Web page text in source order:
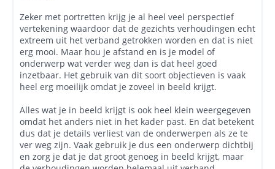
Zeker met portretten krijg je al heel veel perspectief
vertekening waardoor dat de gezichts verhoudingen echt
extreem uit het verband getrokken worden en dat is niet
erg mooi. Maar hou je afstand en is je model of
onderwerp wat verder weg dan is dat heel goed
inzetbaar. Het gebruik van dit soort objectieven is vaak
heel erg moeilijk omdat je zoveel in beeld krijgt.
Alles wat je in beeld krijgt is ook heel klein weergegeven
omdat het anders niet in het kader past. En dat betekent
dus dat je details verliest van de onderwerpen als ze te
ver weg zijn. Vaak gebruik je dus een onderwerp dichtbij
en zorg je dat je dat groot genoeg in beeld krijgt, maar